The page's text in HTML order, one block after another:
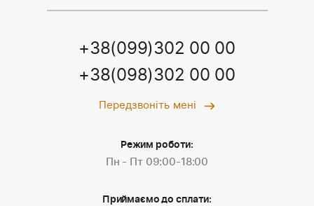
+38(099)302 00 00
+38(098)302 00 00
Передзвоніть мені
Режим роботи:
Пн - Пт 09:00-18:00
Приймаємо до сплати: